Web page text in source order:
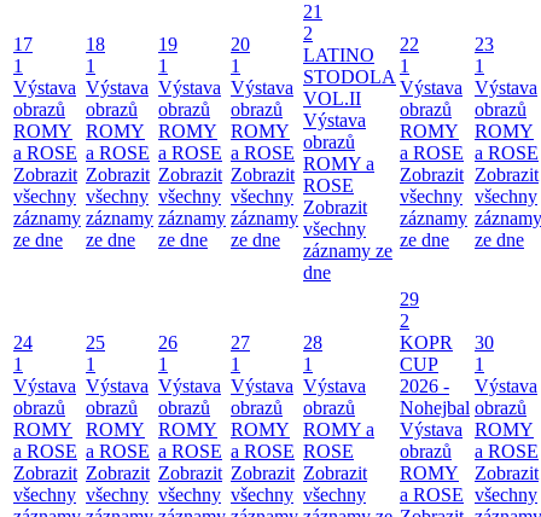
17
1
Výstava
obrazů
ROMY
a ROSE
Zobrazit
všechny
záznamy
ze dne
18
1
Výstava
obrazů
ROMY
a ROSE
Zobrazit
všechny
záznamy
ze dne
19
1
Výstava
obrazů
ROMY
a ROSE
Zobrazit
všechny
záznamy
ze dne
20
1
Výstava
obrazů
ROMY
a ROSE
Zobrazit
všechny
záznamy
ze dne
21
2
LATINO
STODOLA
VOL.II
Výstava
obrazů
ROMY a
ROSE
Zobrazit
všechny
záznamy ze
dne
22
1
Výstava
obrazů
ROMY
a ROSE
Zobrazit
všechny
záznamy
ze dne
23
1
Výstava
obrazů
ROMY
a ROSE
Zobrazit
všechny
záznamy
ze dne
24
1
Výstava
obrazů
ROMY
a ROSE
Zobrazit
všechny
25
1
Výstava
obrazů
ROMY
a ROSE
Zobrazit
všechny
26
1
Výstava
obrazů
ROMY
a ROSE
Zobrazit
všechny
27
1
Výstava
obrazů
ROMY
a ROSE
Zobrazit
všechny
28
1
Výstava
obrazů
ROMY a
ROSE
Zobrazit
všechny
29
2
KOPR
CUP
2026 -
Nohejbal
Výstava
obrazů
ROMY
a ROSE
30
1
Výstava
obrazů
ROMY
a ROSE
Zobrazit
všechny